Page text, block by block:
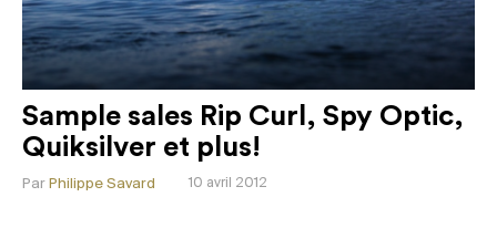
Sample sales Rip Curl, Spy Optic,
Quiksilver et plus!
10 avril 2012
Par Philippe Savard